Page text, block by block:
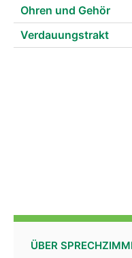
Ohren und Gehör
Verdauungstrakt
ÜBER